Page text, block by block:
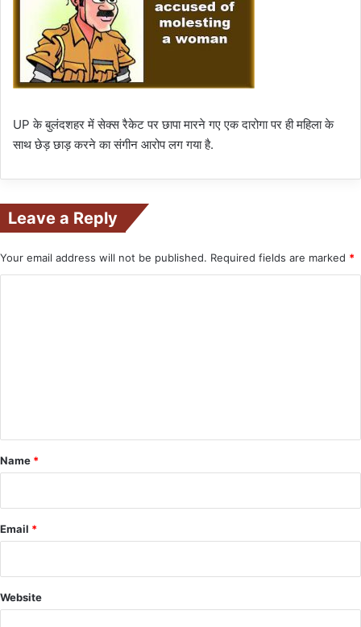
UP के बुलंदशहर में सेक्स रैकेट पर छापा मारने गए एक दारोगा पर ही महिला के
साथ छेड़ छाड़ करने का संगीन आरोप लग गया है.
Leave a Reply
Your email address will not be published. Required fields are marked *
*
Name *
Email *
Website